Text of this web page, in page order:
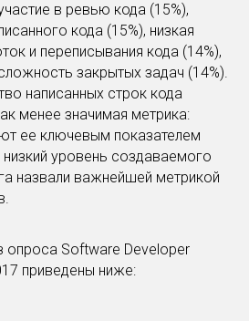
в ревью кода (15%),
кода (15%), низкая
и переписывания кода (14%),
закрытых задач (14%).
написанных строк кода
менее значимая метрика:
ее ключевым показателем
низкий уровень создаваемого
назвали важнейшей метрикой
опроса Software Developer
приведены ниже: